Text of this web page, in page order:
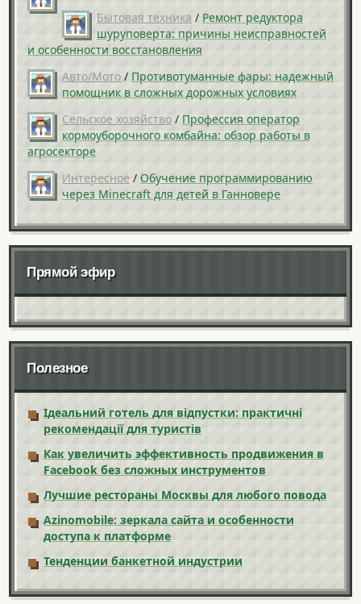
Бытовая техника / Ремонт редуктора
шуруповерта: причины неисправностей
и особенности восстановления
Авто/Мото / Противотуманные фары: надежный
помощник в сложных дорожных условиях
Сельское хозяйство / Профессия оператор
кормоуборочного комбайна: обзор работы в
агросекторе
Интересное / Обучение программированию
через Minecraft для детей в Ганновере
Прямой эфир
Полезное
Ідеальний готель для відпустки: практичні
рекомендації для туристів
Как увеличить эффективность продвижения в
Facebook без сложных инструментов
Лучшие рестораны Москвы для любого повода
Azinomobile: зеркала сайта и особенности
доступа к платформе
Тенденции банкетной индустрии